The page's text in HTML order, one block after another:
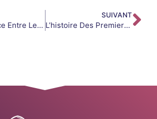
La Différence Entre Le Mot « Qalb » Et « Fu’ād » Dans Le Qur’an
SUIVANT
L’histoire Des Premiers Musulmans Non-Arabes Qui Ont Appris La Langue